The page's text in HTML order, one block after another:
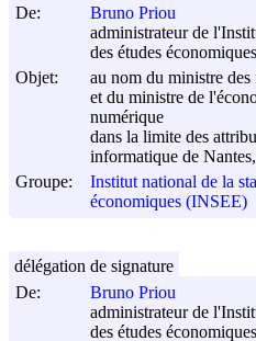
De:
Bruno Priou
administrateur de
des études économiques
Objet:
au nom du ministre
et du ministre de
numérique
dans la limite des
informatique de
Groupe:
Institut national de la
économiques (INSEE)
De:
Bruno Priou
administrateur de
des études économiques
délégation de signature